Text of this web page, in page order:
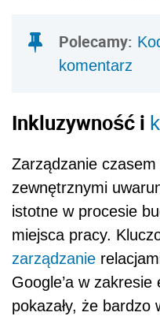
Polecamy:
komentarz
Inkluzywność i
Zarządzanie
zewnętrznymi
istotne w procesie
miejsca pracy.
zarządzanie
Google’a w zakresie
pokazały, że bardzo